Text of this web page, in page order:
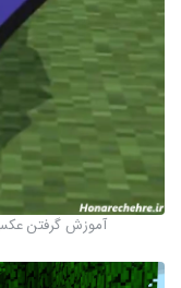
آموزش گرفتن